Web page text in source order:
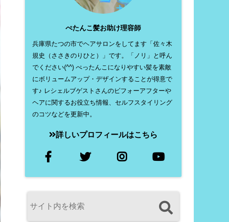
ぺたんこ髪お助け理容師
兵庫県たつの市でヘアサロンをしてます「佐々木
規史（ささきのりひと）」です。「ノリ」と呼ん
でください(^^) ぺったんこになりやすい髪を素敵
にボリュームアップ・デザインすることが得意で
す♪ レシェルブゲストさんのビフォーアフターや
ヘアに関するお役立ち情報、セルフスタイリング
のコツなどを更新中。
詳しいプロフィールはこちら